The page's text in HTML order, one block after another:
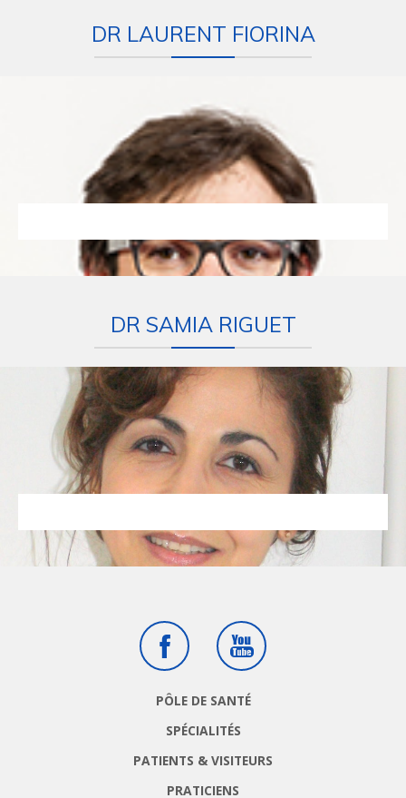
DR LAURENT FIORINA
DR SAMIA RIGUET
FacebookYoutube
PÔLE DE SANTÉ
SPÉCIALITÉS
PATIENTS & VISITEURS
PRATICIENS